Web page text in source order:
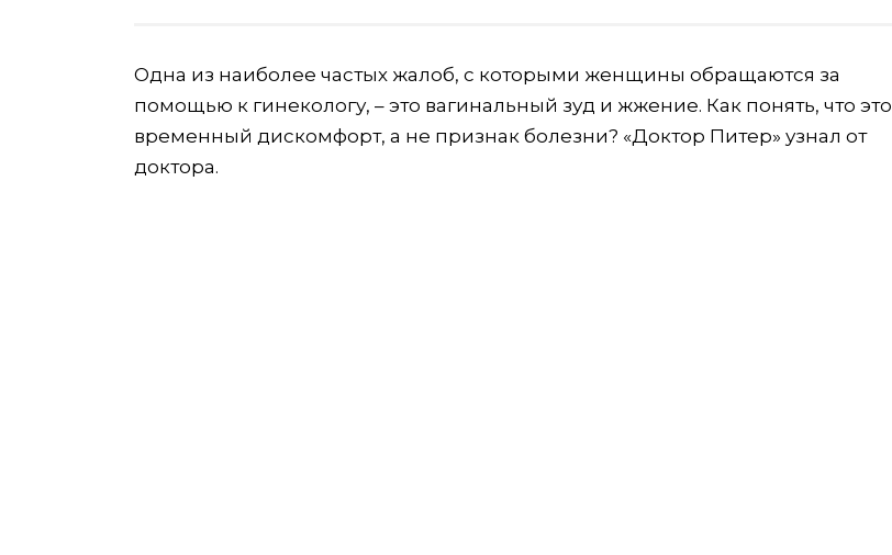
Одна из наиболее частых жалоб, с которыми женщины обращаются за
помощью к гинекологу, – это вагинальный зуд и жжение. Как понять, что это
временный дискомфорт, а не признак болезни? «Доктор Питер» узнал от
доктора.